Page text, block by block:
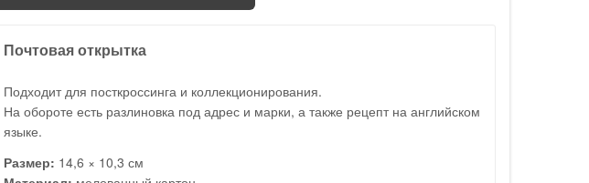
Почтовая открытка
Подходит для посткроссинга и коллекционирования.
На обороте есть разлиновка под адрес и марки, а также рецепт на английском
языке.
Размер: 14,6 × 10,3 см